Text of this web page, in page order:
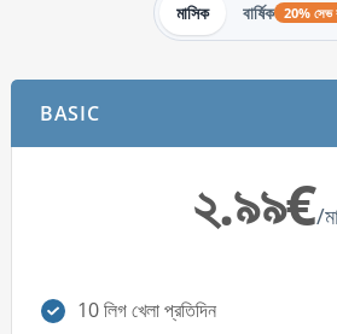
মাসিক বার্ষিক 20% সেভ
BASIC
২.৯৯€/
10 লিগ খেলা প্রতিদিন